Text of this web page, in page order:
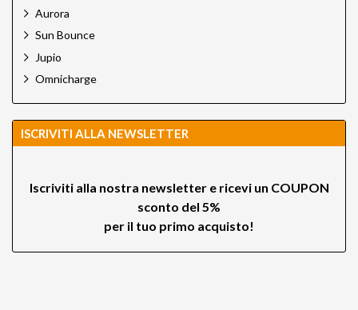
Aurora
Sun Bounce
Jupio
Omnicharge
ISCRIVITI ALLA NEWSLETTER
Iscriviti alla nostra newsletter e ricevi un COUPON
sconto del 5%
per il tuo primo acquisto!